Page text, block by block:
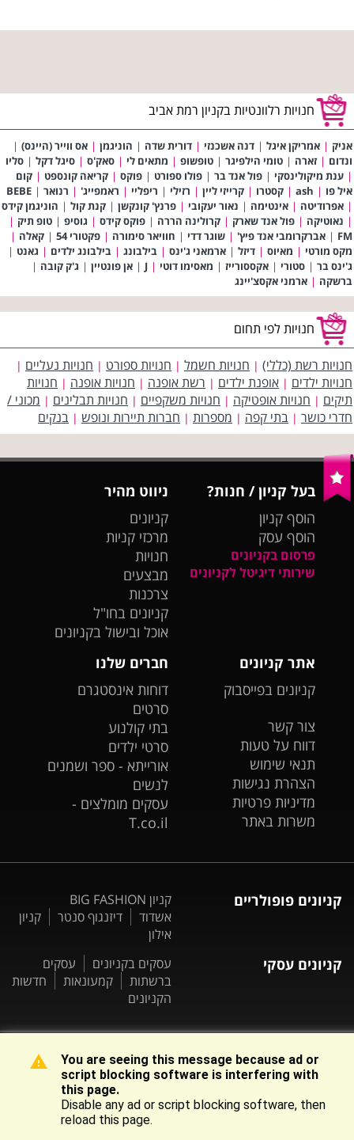
חנויות רלוונטיות בקניון רמת אביב
אניק | אמריקן איגל | דנה אשכנזי | דורית שדה | הוניגמן | אס ווייר (היינס) |
ונדום | זארה | טומי הילפיגר | טופשופ | מתאים לי | סאק'ס | סיגל דקל | סליו
| ענת מיקולינסקי | פול אנד בר | פולו ספורט | פוקס | קריאה קונספט | קום
איל פו |
ash
| קסטרו | קרייזי ליין | רזילי | ריפליי | ראמפייג' | רנואר |
BEBE
| אפרודיטה | אינטימה | נאור יעקובי | פרנץ' קונקשן | קנת קול | הוניגמן קידס
| נאוטיקה | פול אנד שארק | קרולינה הררה | פוקס קידס | גוסיפ | טופ תיק |
FM
| אברקרומבי אנד פיץ' | שוגר דדי | חוויאר סימורה | פקטורי 54 | קאלה |
מקס מורטי | מאיוס | דיזל | ארמאני ג'ינס | בילבונג | בילבונג ילדים | גאנט |
ג'ינס בר | סטורי | אקססורייז | מאסימו דוטי |
J
| אן פונטיין | ג'ק קובה |
ברשקה | ארמני אקסצ'יינג
חנויות לפי תחום
חנויות רשת (כללי) | חנויות חשמל | חנויות ספורט | חנויות נעליים |
חנויות ילדים | אופנת ילדים | רשת אופנה | חנויות אופנה | חנויות
תיקים | חנויות אופטיקה | חנויות משקפיים | חנויות תבלינים | מכוני /
חדרי כושר | בתי קפה | מספרות | חברות תיירות ונופש | בנקים
בעל קניון / חנות?
הוסף קניון
הוסף עסק
פרסום בקניונים
שירותי דיגיטל לקניונים
ניווט מהיר
קניונים
מרכזי קניות
חנויות
מבצעים
צרכנות
קניונים בחו"ל
אוכל ובישול בקניונים
אתר קניונים
קניונים בפייסבוק
צור קשר
דווח על טעות
תנאי שימוש
הצהרת נגישות
מדיניות פרטיות
משרות באתר
חברים שלנו
דוחות אינסטגרם
סרטים
בתי קולנוע
סרטי ילדים
אורייתא - ספר ושמנים
לנשים
עסקים מומלצים -
T.co.il
קניונים פופולריים
קניון BIG FASHION
אשדוד
דיזנגוף סנטר
קניון
אילון
קניונים עסקי עסקים בקניונים
עסקים
ברשתות
קמעונאות
חדשות
הקניונים
כל הזכויות שמורות ©Kenyonim.com
|קניונים פייסבוק
You are seeing this message because ad or
script blocking software is interfering with
this page.
Disable any ad or script blocking software, then
reload this page.